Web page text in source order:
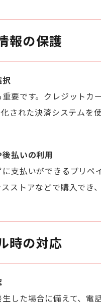
報の保護
択
要です。クレジットカ
された決済システムを
払いの利用
支払いができるプリ
ストアなどで購入でき
時の対応
した場合に備えて、電